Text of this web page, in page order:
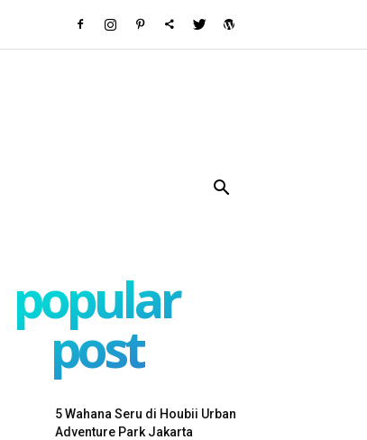
popular
post
5 Wahana Seru di Houbii Urban
Adventure Park Jakarta